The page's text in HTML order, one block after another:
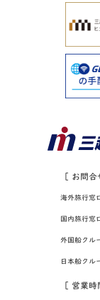
［ お問合
海外旅行窓
国内旅行窓
外国船クル
日本船クル
［ 営業時